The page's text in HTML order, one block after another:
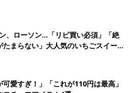
、ローソン…「リピ買い必須」「絶
まらない」大人気のいちごスイーツ
愛すぎ！」「これが110円は最高」